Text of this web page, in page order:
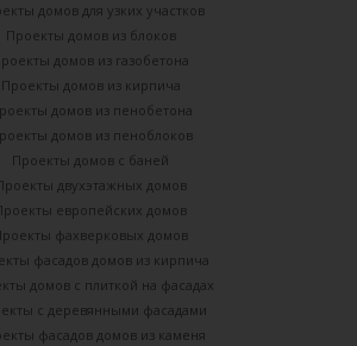
домов для узких участков
Проекты домов из блоков
домов из газобетона
Проекты домов из кирпича
домов из пенобетона
домов из пеноблоков
Проекты домов с баней
двухэтажных домов
европейских домов
фахверковых домов
фасадов домов из кирпича
домов с плиткой на фасадах
с деревянными фасадами
фасадов домов из каменя